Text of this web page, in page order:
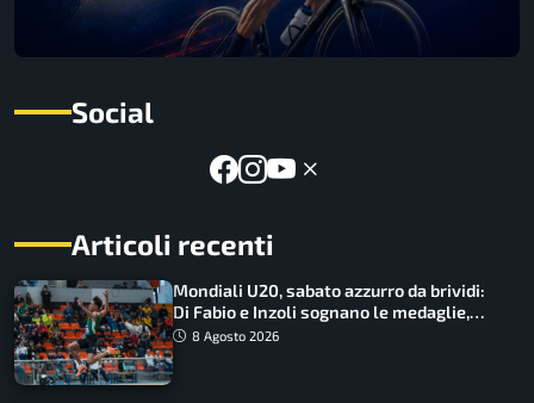
Social
Articoli recenti
Mondiali U20, sabato azzurro da brividi:
Di Fabio e Inzoli sognano le medaglie,
Castellani e Succo in finale
8 Agosto 2026